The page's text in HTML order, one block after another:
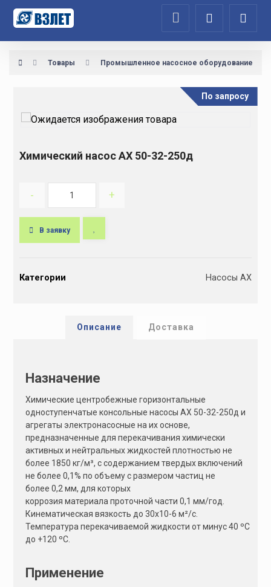
Товары Промышленное насосное оборудование
Химический насос АХ 50-32-250д
По запросу
- +
В заявку
tКатегории Насосы АХ
Описание Доставка
Назначение
Химические центробежные горизонтальные
одноступенчатые консольные насосы АХ 50-32-250д и
агрегаты электронасосные на их основе,
предназначенные для перекачивания химически
активных и нейтральных жидкостей плотностью не
более 1850 кг/м³, с содержанием твердых включений
не более 0,1% по объему с размером частиц не
более 0,2 мм, для которых
коррозия материала проточной части 0,1 мм/год.
Кинематическая вязкость до 30х10-6 м²/с.
Температура перекачиваемой жидкости от минус 40 ºС
до +120 ºС.
Применение